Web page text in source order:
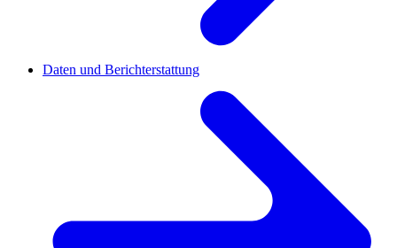
Daten und Berichterstattung